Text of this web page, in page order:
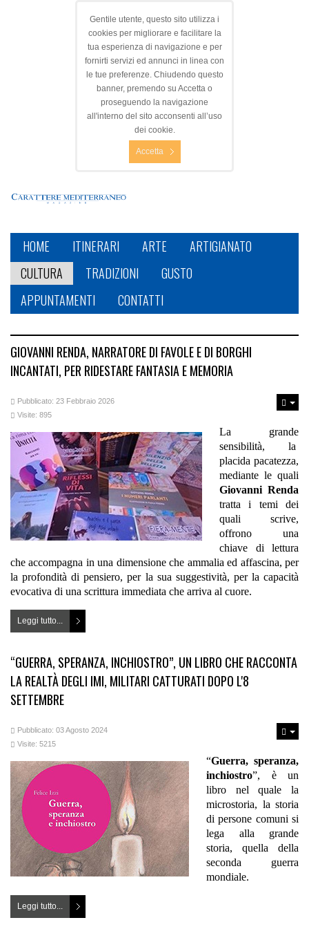
Gentile utente, questo sito utilizza i
cookies per migliorare e facilitare la
tua esperienza di navigazione e per
fornirti servizi ed annunci in linea con
le tue preferenze. Chiudendo questo
banner, premendo su Accetta o
proseguendo la navigazione
all'interno del sito acconsenti all’uso
dei cookie.
Accetta
HOME ITINERARI ARTE
ARTIGIANATO
CULTURA
TRADIZIONI
GUSTO
APPUNTAMENTI
CONTATTI
GIOVANNI RENDA, NARRATORE DI FAVOLE E DI BORGHI
INCANTATI, PER RIDESTARE FANTASIA E MEMORIA
Pubblicato: 23 Febbraio 2026
Visite: 895
La grande
sensibilità, la
placida pacatezza,
mediante le quali
Giovanni Renda
tratta i temi dei
quali scrive,
offrono una
chiave di lettura
che accompagna in una dimensione che ammalia ed affascina, per
la profondità di pensiero, per la sua suggestività, per la capacità
evocativa di una scrittura immediata che arriva al cuore.
Leggi tutto...
“GUERRA, SPERANZA, INCHIOSTRO”, UN LIBRO CHE RACCONTA
LA REALTÀ DEGLI IMI, MILITARI CATTURATI DOPO L'8
SETTEMBRE
Pubblicato: 03 Agosto 2024
Visite: 5215
“Guerra, speranza,
inchiostro”, è un
libro nel quale la
microstoria, la storia
di persone comuni si
lega alla grande
storia, quella della
seconda guerra
mondiale.
Leggi tutto...